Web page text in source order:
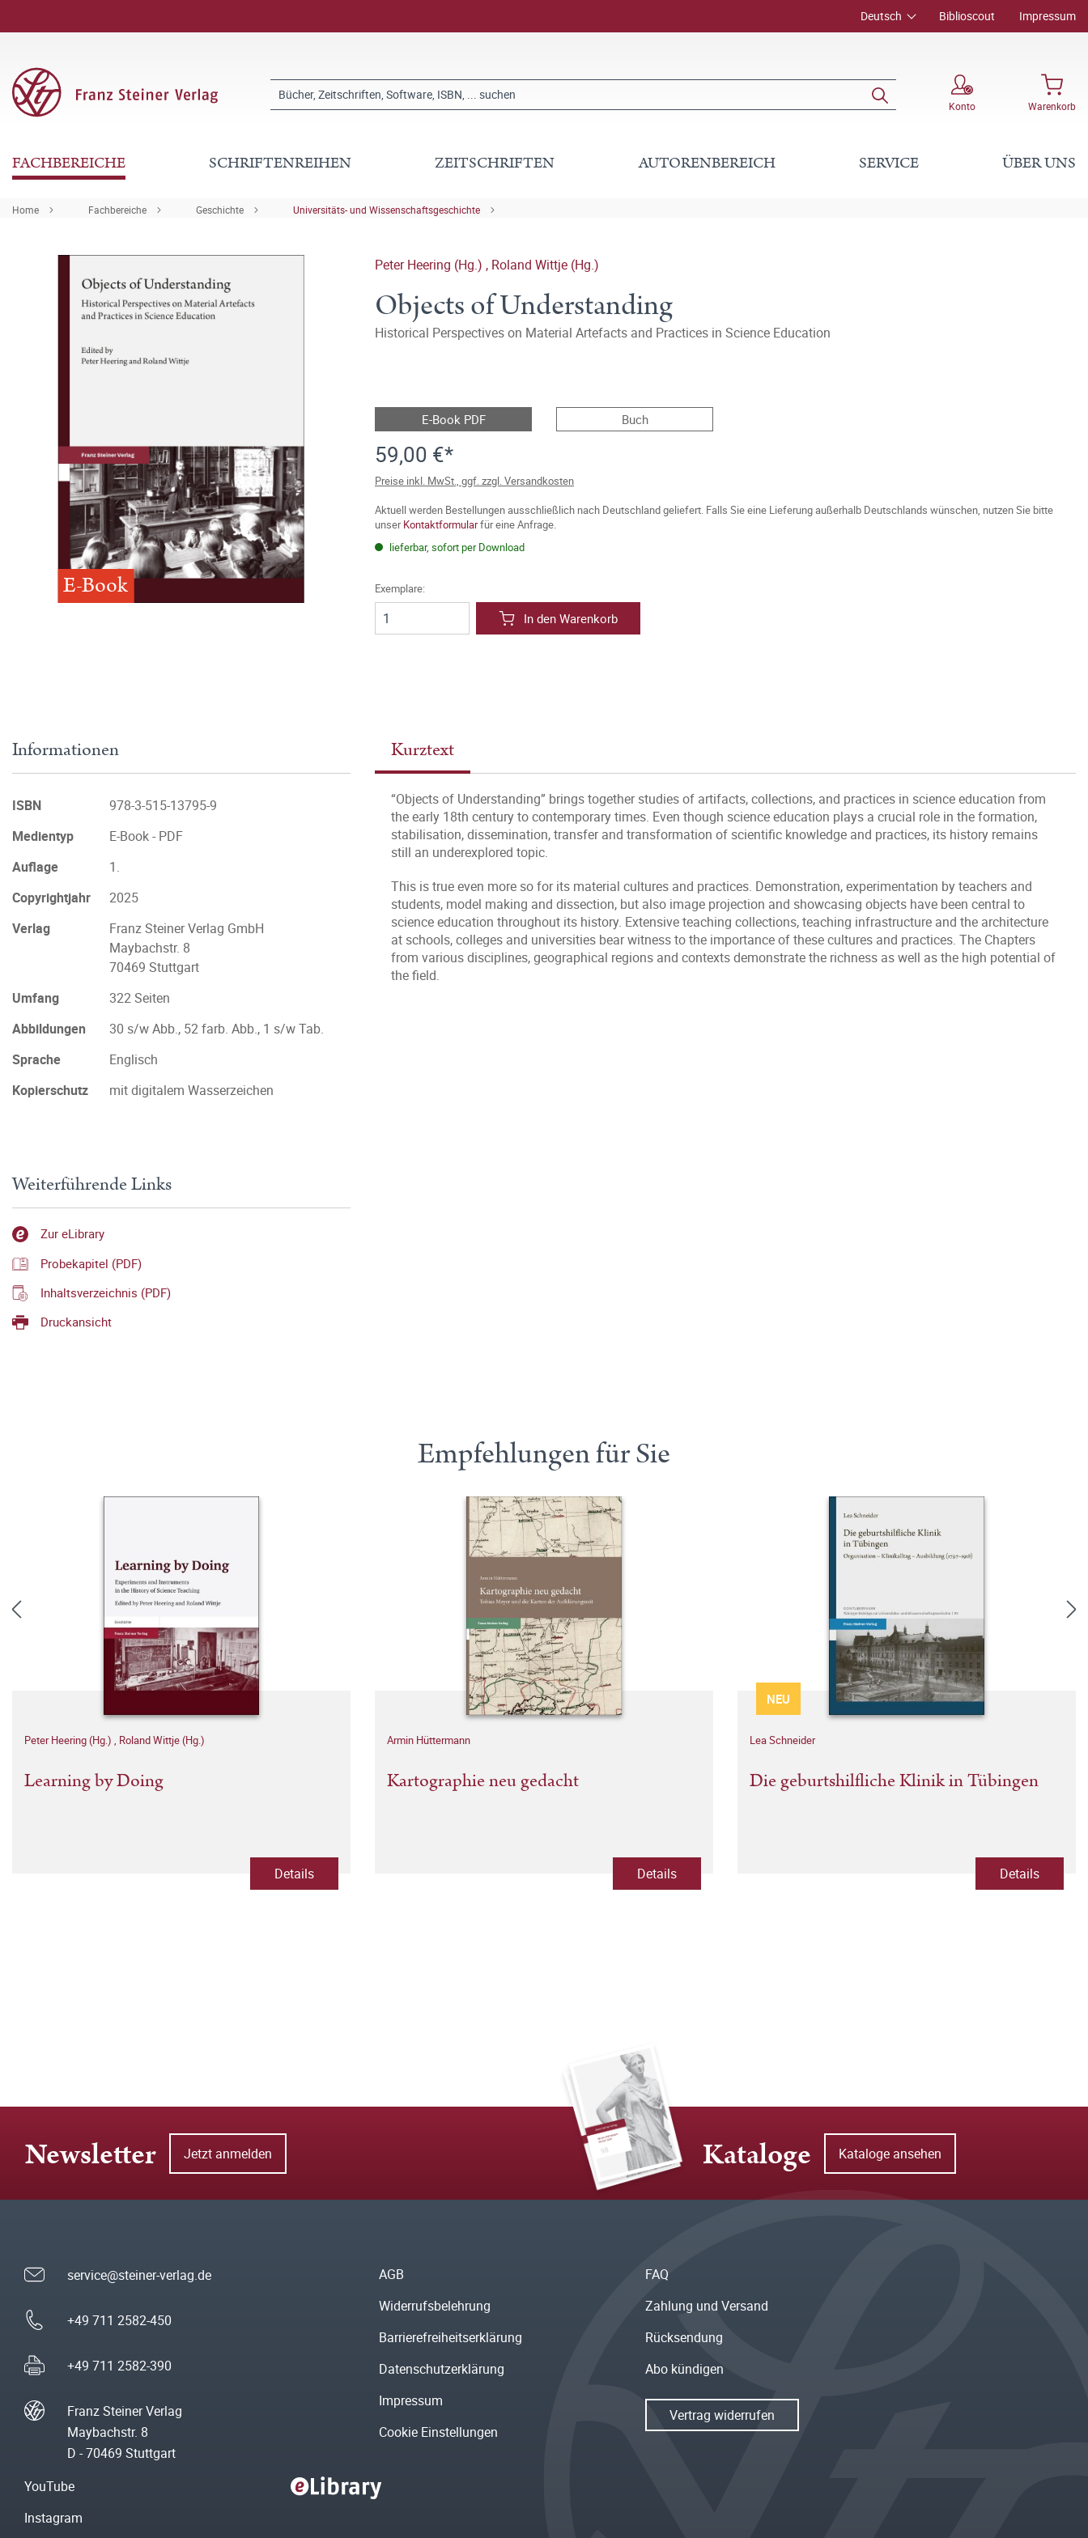
Deutsch Biblioscout Impressum
Konto Warenkorb
FACHBEREICHE SCHRIFTENREIHEN ZEITSCHRIFTEN AUTORENBEREICH SERVICE ÜBER UNS
Home Fachbereiche Geschichte Universitäts- und Wissenschaftsgeschichte
E-Book
Peter Heering (Hg.) , Roland Wittje (Hg.)
Objects of Understanding
Historical Perspectives on Material Artefacts and Practices in Science Education
E-Book PDF Buch
59,00 €*
Preise inkl. MwSt., ggf. zzgl. Versandkosten
Aktuell werden Bestellungen ausschließlich nach Deutschland geliefert. Falls Sie eine Lieferung außerhalb Deutschlands wünschen, nutzen Sie bitte
unserKontaktformularfür eine Anfrage.
lieferbar, sofort per Download
Exemplare:
In den Warenkorb
Kurztext
“Objects of Understanding” brings together studies of artifacts, collections, and practices in science education from
the early 18th century to contemporary times. Even though science education plays a crucial role in the formation,
stabilisation, dissemination, transfer and transformation of scientific knowledge and practices, its history remains
still an underexplored topic.
This is true even more so for its material cultures and practices. Demonstration, experimentation by teachers and
students, model making and dissection, but also image projection and showcasing objects have been central to
science education throughout its history. Extensive teaching collections, teaching infrastructure and the architecture
at schools, colleges and universities bear witness to the importance of these cultures and practices. The Chapters
from various disciplines, geographical regions and contexts demonstrate the richness as well as the high potential of
the field.
Informationen
ISBN
978-3-515-13795-9
Medientyp
E-Book - PDF
Auflage
1.
Copyrightjahr
2025
Verlag
Franz Steiner Verlag GmbH
Maybachstr. 8
70469 Stuttgart
Umfang
322 Seiten
Abbildungen
30 s/w Abb., 52 farb. Abb., 1 s/w Tab.
Sprache
Englisch
Kopierschutz
mit digitalem Wasserzeichen
Weiterführende Links
Zur eLibrary
Probekapitel (PDF)
Inhaltsverzeichnis (PDF)
Druckansicht
Empfehlungen für Sie
Peter Heering (Hg.) , Roland Wittje (Hg.)
Learning by Doing
Details
Armin Hüttermann
Kartographie neu gedacht
Details
NEU
Lea Schneider
Die geburtshilfliche Klinik in Tübingen
Details
Newsletter Jetzt anmelden Kataloge Kataloge ansehen
service@steiner-verlag.de
+49 711 2582-450
+49 711 2582-390
Franz Steiner Verlag
Maybachstr. 8
D - 70469 Stuttgart
AGB
Widerrufsbelehrung
Barrierefreiheitserklärung
Datenschutzerklärung
Impressum
Cookie Einstellungen
FAQ
Zahlung und Versand
Rücksendung
Abo kündigen
Vertrag widerrufen
YouTube
Instagram